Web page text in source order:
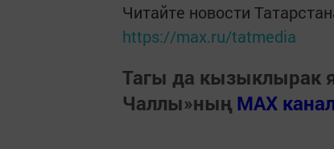
Читайте новости
https://max.ru/tatmedia
Тагы да кызыклырак
Чаллы»ның MAX